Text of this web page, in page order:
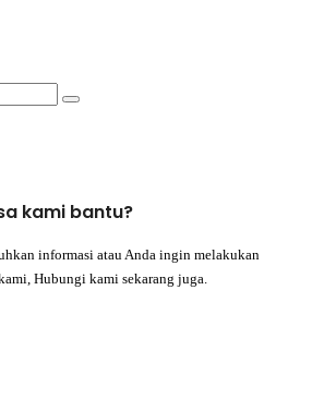
kami bantu?
informasi atau Anda ingin melakukan
Hubungi kami sekarang juga.